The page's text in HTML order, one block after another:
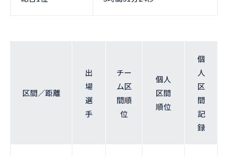
区間／距離
出
場
選
手
チー
ム区
間順
位
個人
区間
順位
個
人
区
間
記
録